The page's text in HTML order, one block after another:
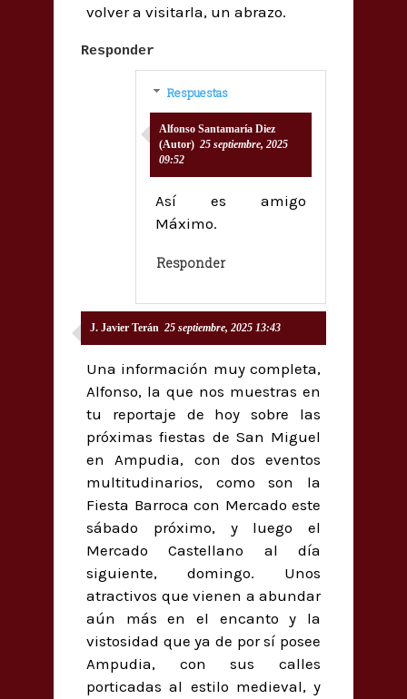
volver a visitarla, un abrazo.
Responder
Respuestas
Alfonso Santamaría Diez
(Autor) 25 septiembre, 2025
09:52
Así es amigo
Máximo.
Responder
J. Javier Terán 25 septiembre, 2025 13:43
Una información muy completa,
Alfonso, la que nos muestras en
tu reportaje de hoy sobre las
próximas fiestas de San Miguel
en Ampudia, con dos eventos
multitudinarios, como son la
Fiesta Barroca con Mercado este
sábado próximo, y luego el
Mercado Castellano al día
siguiente, domingo. Unos
atractivos que vienen a abundar
aún más en el encanto y la
vistosidad que ya de por sí posee
Ampudia, con sus calles
porticadas al estilo medieval, y